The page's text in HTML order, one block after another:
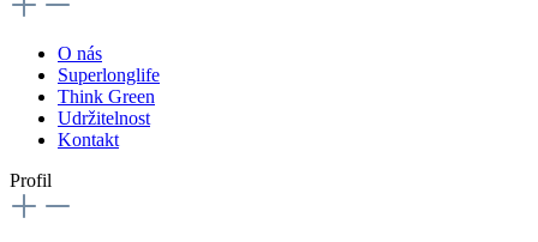
O nás
Superlonglife
Think Green
Udržitelnost
Kontakt
Profil